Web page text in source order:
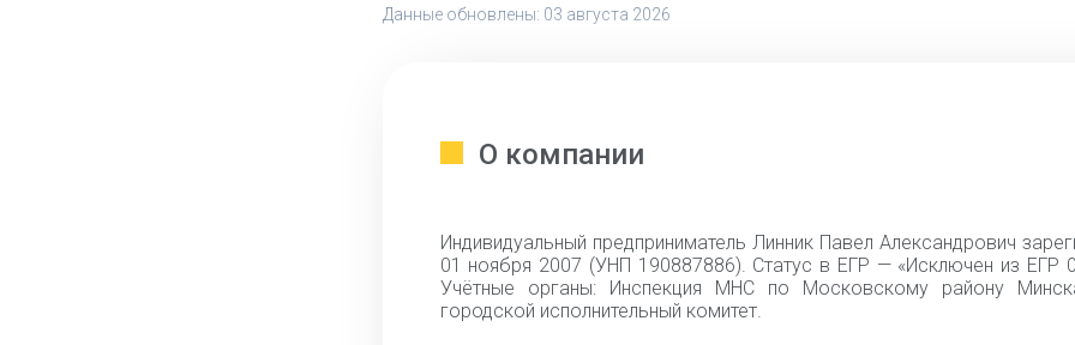
Данные обновлены: 03 августа 2026
О компании
Индивидуальный предприниматель Линник Павел Александрович
01 ноября 2007 (УНП 190887886). Статус в ЕГР — «Исключен из ЕГР
Учётные органы: Инспекция МНС по Московскому району
городской исполнительный комитет.